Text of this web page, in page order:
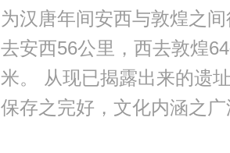
为汉唐年间安西与敦煌之
去安西56公里，西去敦煌
米。 从现已揭露出来的遗
保存之完好，文化内涵之